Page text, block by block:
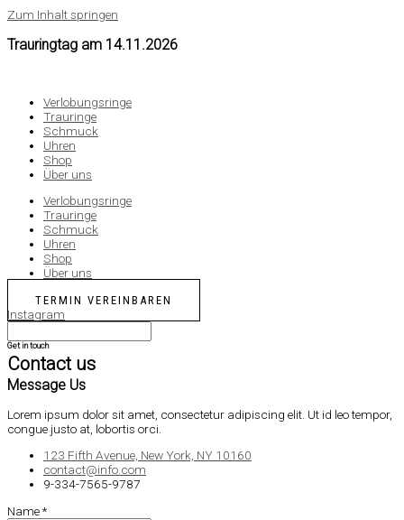
Zum Inhalt springen
Trauringtag am 14.11.2026
Verlobungsringe
Trauringe
Schmuck
Uhren
Shop
Über uns
Verlobungsringe
Trauringe
Schmuck
Uhren
Shop
Über uns
TERMIN VEREINBAREN
Instagram
Get in touch
Contact us
Message Us
Lorem ipsum dolor sit amet, consectetur adipiscing elit. Ut id leo tempor,
congue justo at, lobortis orci.
123 Fifth Avenue, New York, NY 10160
contact@info.com
9-334-7565-9787
Name*